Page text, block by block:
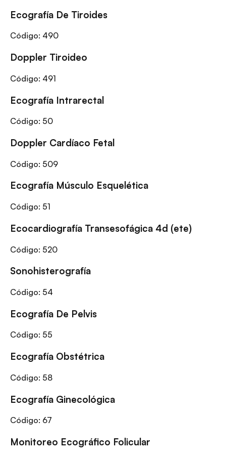
Ecografía De Tiroides
Código: 490
Doppler Tiroideo
Código: 491
Ecografía Intrarectal
Código: 50
Doppler Cardíaco Fetal
Código: 509
Ecografía Músculo Esquelética
Código: 51
Ecocardiografía Transesofágica 4d (ete)
Código: 520
Sonohisterografía
Código: 54
Ecografía De Pelvis
Código: 55
Ecografía Obstétrica
Código: 58
Ecografía Ginecológica
Código: 67
Monitoreo Ecográfico Folicular